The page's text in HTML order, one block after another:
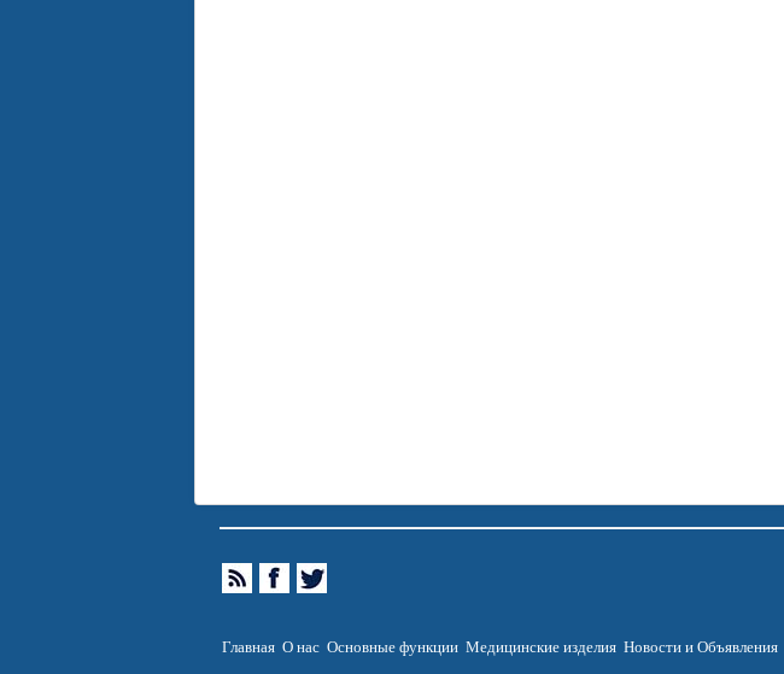
Главная О нас Основные функции Медицинские изделия Новости и Объявления